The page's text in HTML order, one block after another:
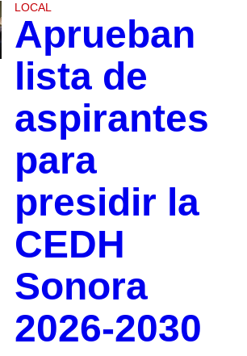
LOCAL
Aprueban
lista de
aspirantes
para
presidir la
CEDH
Sonora
2026-2030